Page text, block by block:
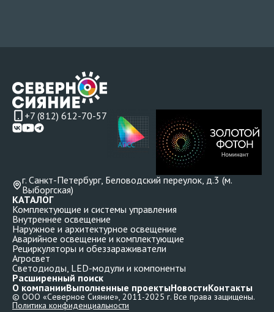
+7 (812) 612-70-57
г. Санкт-Петербург, Беловодский переулок, д.3 (м.
Выборгская)
О компанииВыполненные проектыНовостиКонтакты
КАТАЛОГ
Комплектующие и системы управления
Внутреннее освещение
Наружное и архитектурное освещение
Аварийное освещение и комплектующие
Рециркуляторы и обеззараживатели
Агросвет
Светодиоды, LED-модули и компоненты
Расширенный поиск
© ООО «Северное Сияние», 2011-2025 г. Все права защищены.
Политика конфиденциальности